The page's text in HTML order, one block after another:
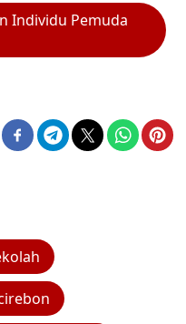
Individu Pemuda